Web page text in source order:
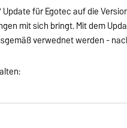
Update für Egotec auf die
mit sich bringt. Mit dem
verwednet werden -